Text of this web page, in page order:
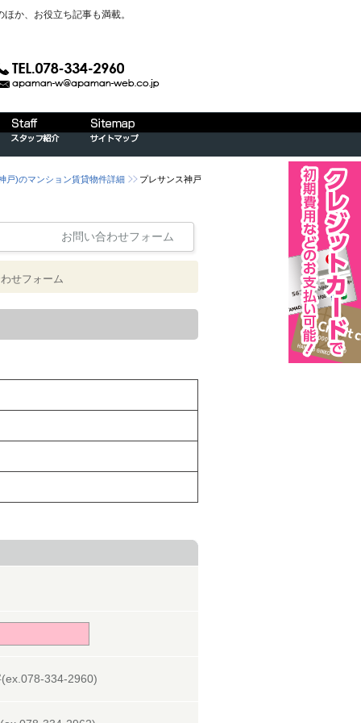
か、お役立ち記事も満載。
戸)のマンション賃貸物件詳細
プレサンス神戸
お問い合わせフォーム
せフォーム
334-2960)